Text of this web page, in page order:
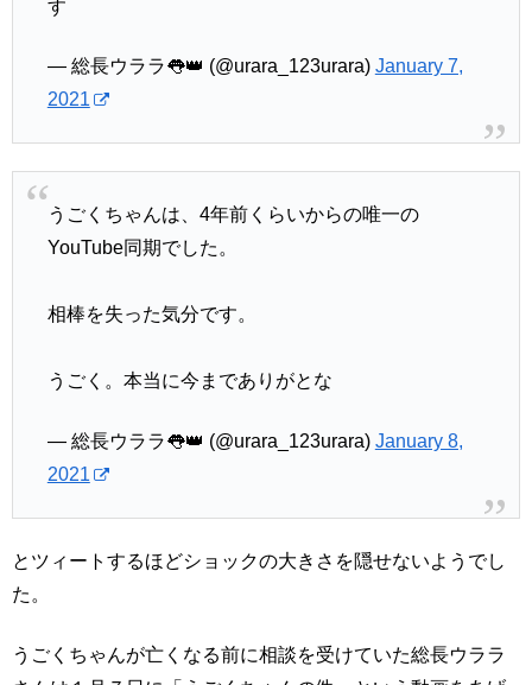
す
— 総長ウララ👅👑 (@urara_123urara) January 7,
2021
うごくちゃんは、4年前くらいからの唯一の
YouTube同期でした。
相棒を失った気分です。
うごく。本当に今までありがとな
— 総長ウララ👅👑 (@urara_123urara) January 8,
2021
とツィートするほどショックの大きさを隠せないようでし
た。
うごくちゃんが亡くなる前に相談を受けていた総長ウララ